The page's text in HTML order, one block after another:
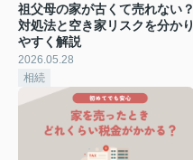
祖父母の家が古くて売れない？
対処法と空き家リスクを分かり
やすく解説
2026.05.28
相続